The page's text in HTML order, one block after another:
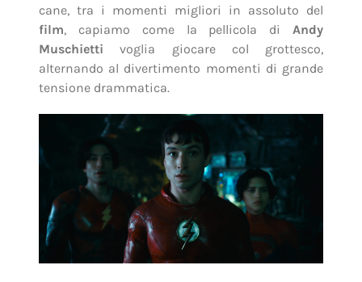
cane, tra i momenti migliori in assoluto del
film, capiamo come la pellicola diAndy
Muschietti voglia giocare col grottesco,
alternando al divertimento momenti di grande
tensione drammatica.